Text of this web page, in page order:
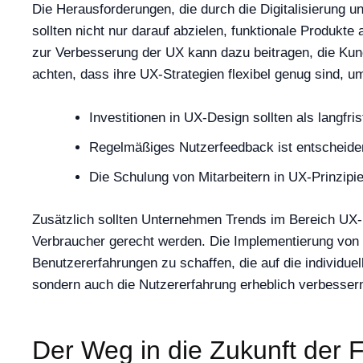
Die Herausforderungen, die durch die Digitalisierung
sollten nicht nur darauf abzielen, funktionale
zur Verbesserung der UX kann dazu beitragen, die
achten, dass ihre UX-Strategien flexibel genug sind,
Investitionen in UX-Design sollten als
Regelmäßiges Nutzerfeedback ist
Die Schulung von Mitarbeitern in UX-
Zusätzlich sollten Unternehmen Trends im Bereich
Verbraucher gerecht werden. Die Implementierung
Benutzererfahrungen zu schaffen, die auf die
sondern auch die Nutzererfahrung erheblich
Der Weg in die Zukunft der